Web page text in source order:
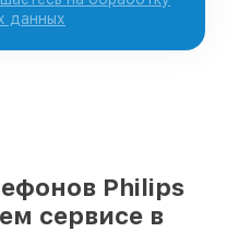
данных
Philips
сервисе в